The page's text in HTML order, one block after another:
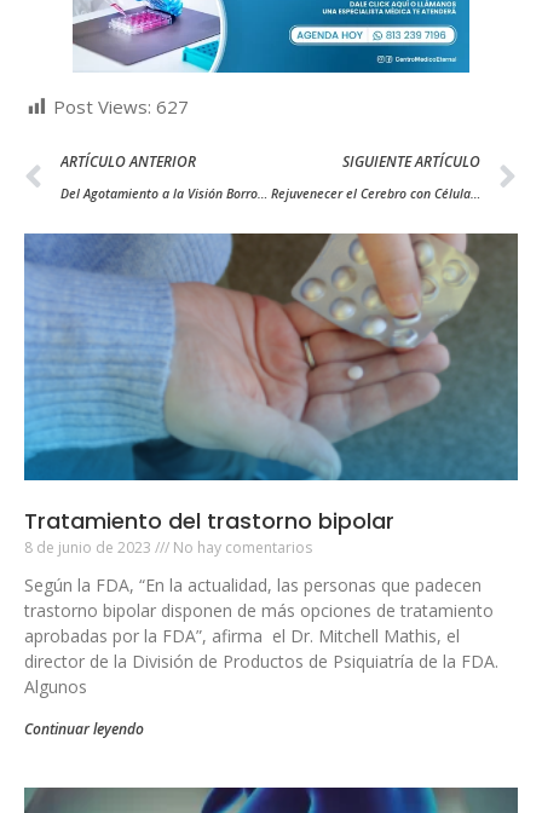
Post Views: 627
ARTÍCULO ANTERIOR SIGUIENTE ARTÍCULO
Rejuvenecer el Cerebro con Células Madre: Desentrañando los Secretos de la Revitalización Cognitiva
Tratamiento del trastorno bipolar
8 de junio de 2023 No hay comentarios
Según la FDA, “En la actualidad, las personas que padecen
trastorno bipolar disponen de más opciones de tratamiento
aprobadas por la FDA”, afirma el Dr. Mitchell Mathis, el
director de la División de Productos de Psiquiatría de la FDA.
Algunos
Continuar leyendo